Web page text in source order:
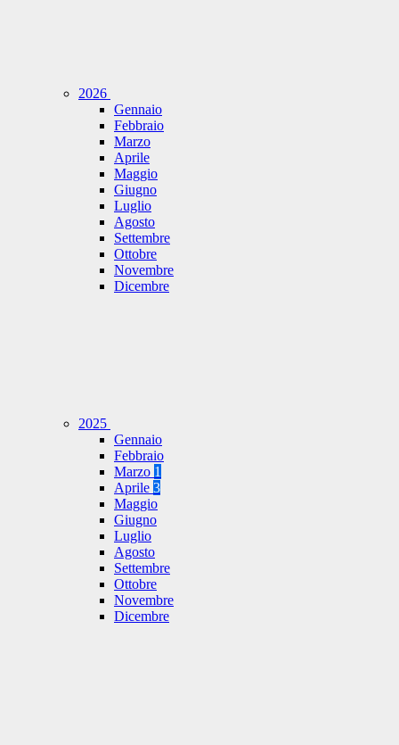
2026
Gennaio
Febbraio
Marzo
Aprile
Maggio
Giugno
Luglio
Agosto
Settembre
Ottobre
Novembre
Dicembre
2025
Gennaio
Febbraio
Marzo 1
Aprile 3
Maggio
Giugno
Luglio
Agosto
Settembre
Ottobre
Novembre
Dicembre